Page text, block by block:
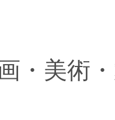
美術・